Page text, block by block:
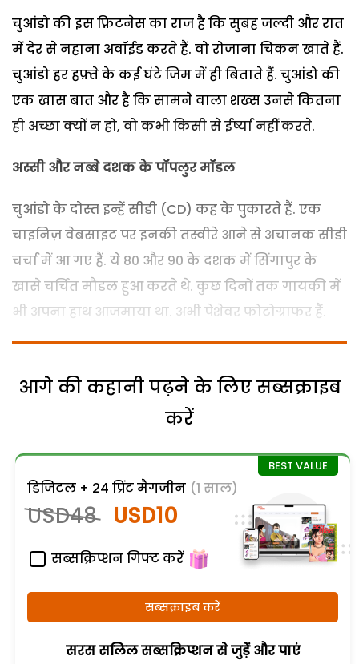
चुआंडो की इस फ़िटनेस का राज है कि सुबह जल्दी और रात
में देर से नहाना अवॉईड करते हैं. वो रोजाना चिकन खाते हैं.
चुआंडो हर हफ़्ते के कई घंटे जिम में ही बिताते हैं. चुआंडो की
एक खास बात और है कि सामने वाला शख्स उनसे कितना
ही अच्छा क्यों न हो, वो कभी किसी से ईर्ष्या नहीं करते.
अस्सी और नब्बे दशक के पॉपलुर मॉडल
चुआंडो के दोस्त इन्हें सीडी (CD) कह के पुकारते हैं. एक
चाइनिज़ वेबसाइट पर इनकी तस्वीरे आने से अचानक सीडी
चर्चा में आ गए हैं. ये 80 और 90 के दशक में सिंगापुर के
खासे चर्चित मौडल हुआ करते थे. कुछ दिनों तक गायकी में
भी अपना हाथ आजमाया था. अभी पेशेवर फोटोग्राफर हैं.
आगे की कहानी पढ़ने के लिए सब्सक्राइब
करें
डिजिटल + 24 प्रिंट मैगजीन (1 साल)
USD48 USD10
सब्सक्रिप्शन गिफ्ट करें
सब्सक्राइब करें
सरस सलिल सब्सक्रिप्शन से जुड़ेें और पाएं